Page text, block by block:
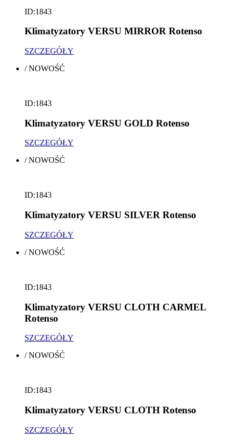
ID:1843
Klimatyzatory VERSU MIRROR Rotenso
SZCZEGÓŁY
/NOWOŚĆ
ID:1843
Klimatyzatory VERSU GOLD Rotenso
SZCZEGÓŁY
/NOWOŚĆ
ID:1843
Klimatyzatory VERSU SILVER Rotenso
SZCZEGÓŁY
/NOWOŚĆ
ID:1843
Klimatyzatory VERSU CLOTH CARMEL
Rotenso
SZCZEGÓŁY
/NOWOŚĆ
ID:1843
Klimatyzatory VERSU CLOTH Rotenso
SZCZEGÓŁY